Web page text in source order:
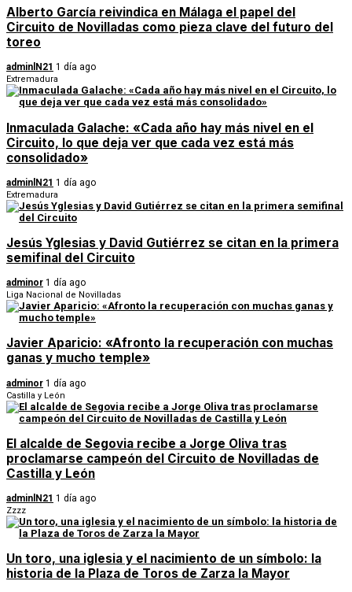
Alberto García reivindica en Málaga el papel del
Circuito de Novilladas como pieza clave del futuro del
toreo
adminlN21 1 día ago
Extremadura
Inmaculada Galache: «Cada año hay más nivel en el
Circuito, lo que deja ver que cada vez está más
consolidado»
adminlN21 1 día ago
Extremadura
Jesús Yglesias y David Gutiérrez se citan en la primera
semifinal del Circuito
adminor 1 día ago
Liga Nacional de Novilladas
Javier Aparicio: «Afronto la recuperación con muchas
ganas y mucho temple»
adminor 1 día ago
Castilla y León
El alcalde de Segovia recibe a Jorge Oliva tras
proclamarse campeón del Circuito de Novilladas de
Castilla y León
adminlN21 1 día ago
Zzzz
Un toro, una iglesia y el nacimiento de un símbolo: la
historia de la Plaza de Toros de Zarza la Mayor